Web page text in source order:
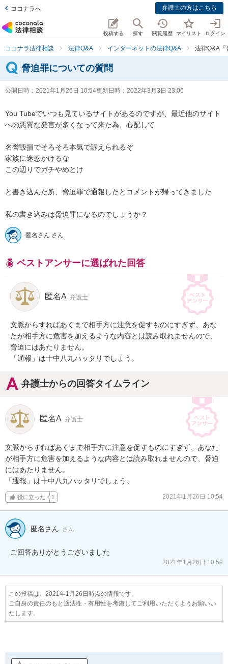
ココナラへ 弁護士の方はこちら
投稿する 探す 閲覧履歴 マイリスト ログイン
ココナラ法律相談 法律Q&A インターネットの法律Q&A 法律Q&A「
脅迫罪についての質問
公開日時： 2021年1月26日 10:54更新日時： 2022年3月3日 23:06
You Tubeでいつも見ているサイトがあるのですが、最近他のサイト
への悪質な発言が多くなって来た為、心配して
名誉毀損でそろそろ本気で訴えられるぞ
家族に迷惑かけるな
この辺りでガチやめとけ
と書き込んだ所、脅迫罪で通報したとコメントが帰ってきました
匿名さん さん
ベストアンサーに選ばれた回答
匿名A 弁護士
文脈からすればあくまで相手方に注意を促すものにすぎず、あな
たが相手方に危害を加えるような内容とは読み取れませんので、
脅迫にはあたりません。
「通報」は十中八九ハッタリでしょう。
弁護士からの回答タイムライン
匿名A 弁護士
文脈からすればあくまで相手方に注意を促すものにすぎず、あなた
が相手方に危害を加えるような内容とは読み取れませんので、脅迫
にはあたりません。
「通報」は十中八九ハッタリでしょう。
役に立った 1 2021年1月26日 10:54
匿名さん さん
ご回答ありがとうございました
2021年1月26日 10:59
この投稿は、2021年1月26日時点の情報です。
ご自身の責任のもと適法性・有用性を考慮してご利用いただくようお願いい
たします。